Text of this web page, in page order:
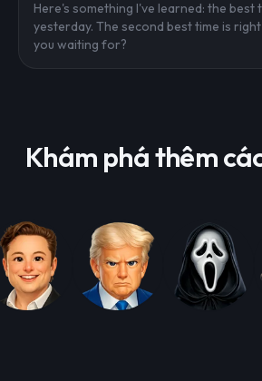
Here's something I've learned: the best
yesterday. The second best time is
you waiting for?
Khám phá thêm